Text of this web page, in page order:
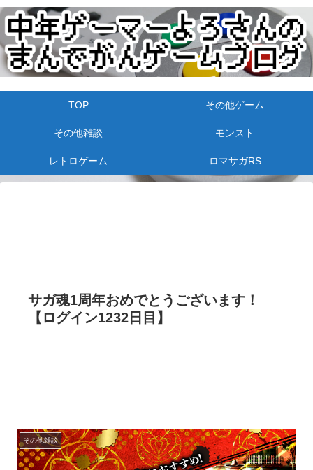
TOP その他ゲーム
その他雑談 モンスト
レトロゲーム ロマサガRS
サガ魂1周年おめでとうございます！
【ログイン1232日目】
その他雑談